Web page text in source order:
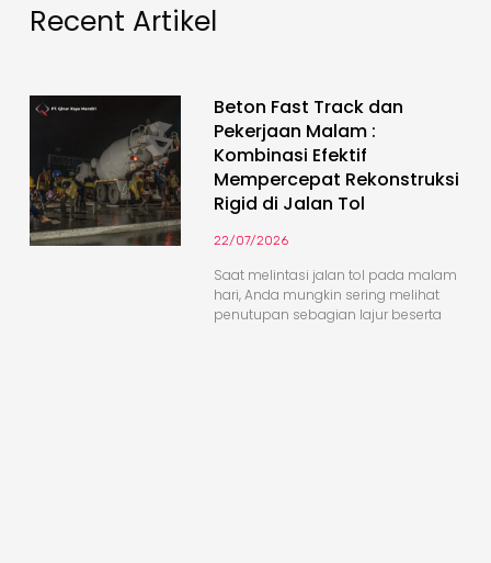
Recent Artikel
Beton Fast Track dan
Pekerjaan Malam :
Kombinasi Efektif
Mempercepat Rekonstruksi
Rigid di Jalan Tol
22/07/2026
Saat melintasi jalan tol pada malam
hari, Anda mungkin sering melihat
penutupan sebagian lajur beserta